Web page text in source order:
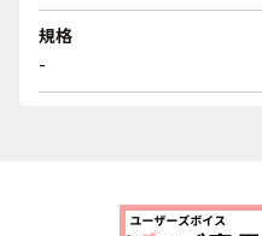
規格
-